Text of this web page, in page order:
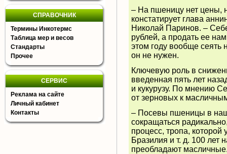
СПРАВОЧНИК
Термины Инкотермс
Таблица мер и весов
Стандарты
Прочее
СЕРВИС
Реклама на сайте
Личный кабинет
Контакты
– На пшеницу нет цены,
констатирует глава
Николай Паринов. –
рублей, а продать ее
этом году вообще сеять
он не нужен.
Ключевую роль в
введенная пять лет
и кукурузу. По мнению
от зерновых к
– Посевы пшеницы в
сокращаться
процесс, тропа,
Бразилия и т. д. 100 лет
преобладают